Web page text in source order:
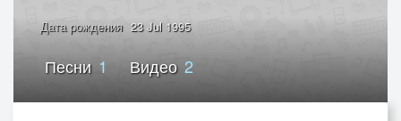
Дата рождения 23 Jul 1995
Песни 1 Видео 2